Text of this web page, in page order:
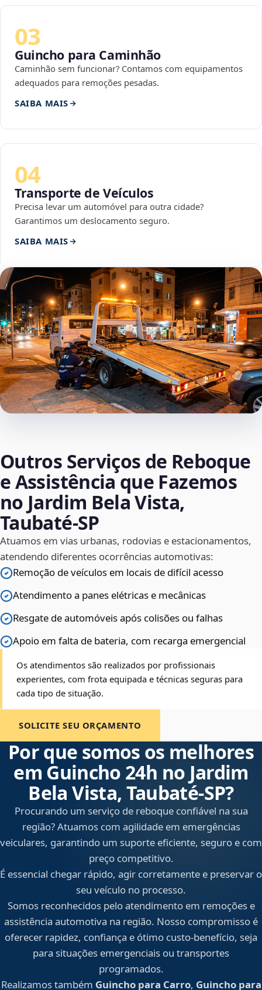
03
Guincho para Caminhão
Caminhão sem funcionar? Contamos com equipamentos
adequados para remoções pesadas.
SAIBA MAIS
04
Transporte de Veículos
Precisa levar um automóvel para outra cidade?
Garantimos um deslocamento seguro.
SAIBA MAIS
Outros Serviços de Reboque
e Assistência que Fazemos
no Jardim Bela Vista,
Taubaté‑SP
Atuamos em vias urbanas, rodovias e estacionamentos,
atendendo diferentes ocorrências automotivas:
Remoção de veículos em locais de difícil acesso
Atendimento a panes elétricas e mecânicas
Resgate de automóveis após colisões ou falhas
Apoio em falta de bateria, com recarga emergencial
Os atendimentos são realizados por profissionais
experientes, com frota equipada e técnicas seguras para
cada tipo de situação.
SOLICITE SEU ORÇAMENTO
Por que somos os melhores
em Guincho 24h no Jardim
Bela Vista, Taubaté‑SP?
Procurando um serviço de reboque confiável na sua
região? Atuamos com agilidade em emergências
veiculares, garantindo um suporte eficiente, seguro e com
preço competitivo.
É essencial chegar rápido, agir corretamente e preservar o
seu veículo no processo.
Somos reconhecidos pelo atendimento em remoções e
assistência automotiva na região. Nosso compromisso é
oferecer rapidez, confiança e ótimo custo-benefício, seja
para situações emergenciais ou transportes
programados.
Realizamos também Guincho para Carro, Guincho para